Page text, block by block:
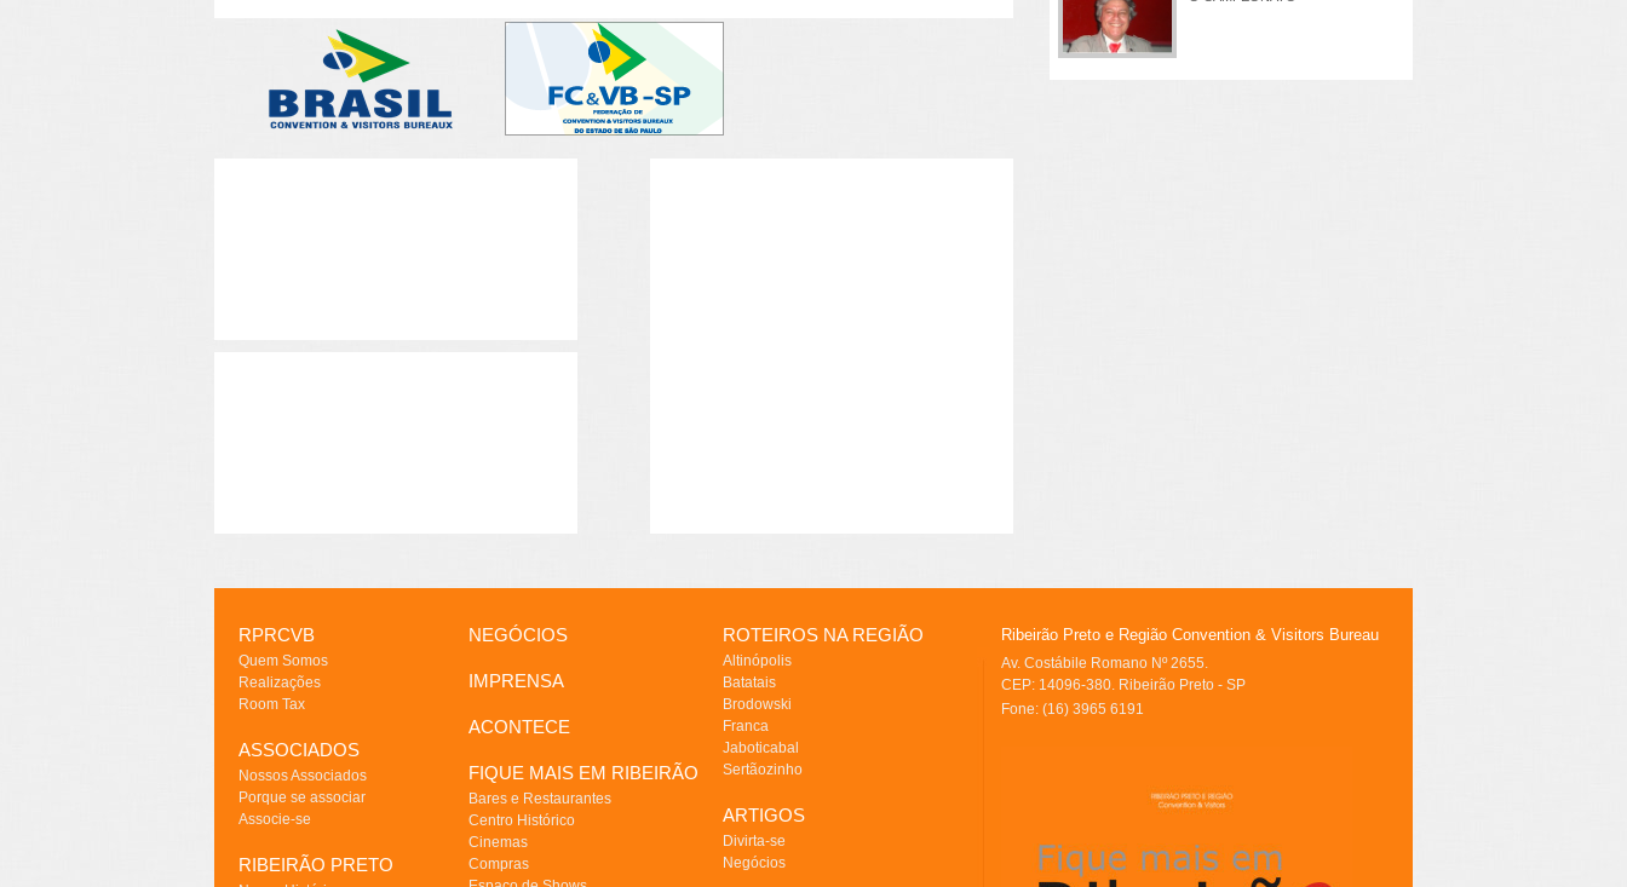
RPRCVB
Quem Somos
Realizações
Room Tax
ASSOCIADOS
Nossos Associados
Porque se associar
Associe-se
RIBEIRÃO PRETO
NEGÓCIOS
IMPRENSA
ACONTECE
FIQUE MAIS EM RIBEIRÃO
Bares e Restaurantes
Centro Histórico
Cinemas
Compras
ROTEIROS NA REGIÃO
Altinópolis
Batatais
Brodowski
Franca
Jaboticabal
Sertãozinho
ARTIGOS
Divirta-se
Negócios
Ribeirão Preto e Região Convention & Visitors Bureau
Av. Costábile Romano Nº 2655.
CEP: 14096-380. Ribeirão Preto - SP
Fone: (16) 3965 6191